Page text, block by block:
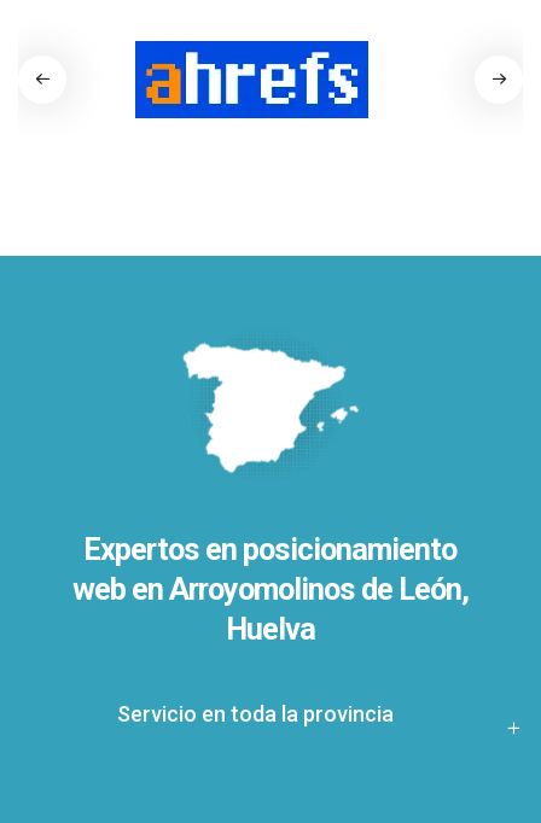
Expertos en posicionamiento
web en Arroyomolinos de León,
Huelva
Servicio en toda la provincia